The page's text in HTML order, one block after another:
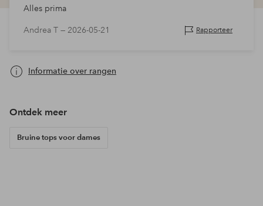
Alles prima
Andrea T — 2026-05-21 Rapporteer
Informatie over rangen
Ontdek meer
Bruine tops voor dames